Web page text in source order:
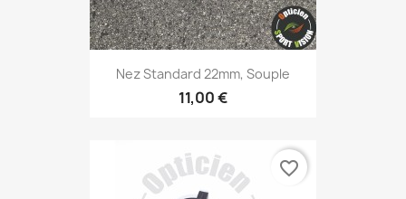
Nez Standard 22mm, Souple
11,00 €
favorite_border